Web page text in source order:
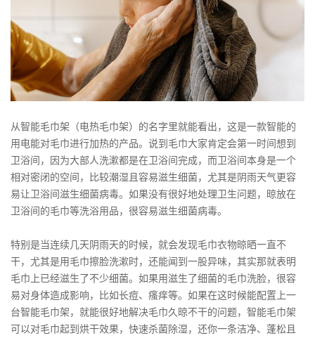
从智能毛巾架（电热毛巾架）的名字里就能看出，这是一款智能的
用电能对毛巾进行加热的产品。说到毛巾大家肯定会第一时间想到
卫浴间，因为大部人洗漱都是在卫浴间完成，而卫浴间本身是一个
相对密闭的空间，比较潮湿且容易滋生细菌，尤其是阴雨天气更容
易让卫浴间滋生细菌病毒。如果没有很好地处理卫生问题，晾放在
卫浴间的毛巾等洗浴用品，很容易滋生细菌病毒。
特别是当连续几天阴雨天的时候，就会发现毛巾衣物晾晒一直不
干，尤其是用毛巾擦脸洗漱时，还能闻到一股异味，其实那就表明
毛巾上已经滋生了不少细菌。如果用滋生了细菌的毛巾洗脸，很容
易对身体造成影响，比如长痘、瘙痒等。如果在这时候能配置上一
台智能毛巾架，就能很好地解决毛巾久晾不干的问题，智能毛巾架
可以对毛巾起到烘干效果，快速杀菌除湿，还你一条洁净、蓬松且